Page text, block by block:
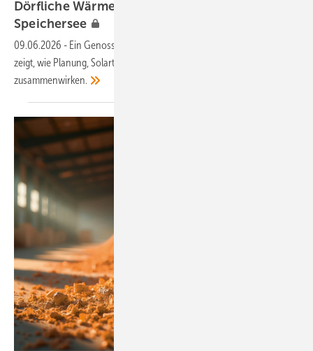
Dörfliche Wärmewende mit Herz und
Speichersee
09.06.2026 - Ein Genossenschaftsmodell aus Schleswig-Flensburg
zeigt, wie Planung, Solarthermie und Bürgerbeteiligung
zusammenwirken.